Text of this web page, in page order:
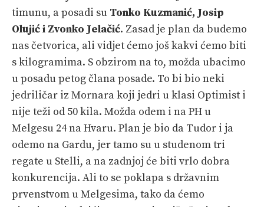
timunu, a posadi su Tonko Kuzmanić, Josip
Olujić i Zvonko Jelačić. Zasad je plan da budemo
nas četvorica, ali vidjet ćemo još kakvi ćemo biti
s kilogramima. S obzirom na to, možda ubacimo
u posadu petog člana posade. To bi bio neki
jedriličar iz Mornara koji jedri u klasi Optimist i
nije teži od 50 kila. Možda odem i na PH u
Melgesu 24 na Hvaru. Plan je bio da Tudor i ja
odemo na Gardu, jer tamo su u studenom tri
regate u Stelli, a na zadnjoj će biti vrlo dobra
konkurencija. Ali to se poklapa s državnim
prvenstvom u Melgesima, tako da ćemo